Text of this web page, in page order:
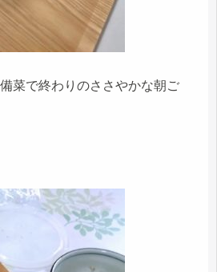
菜で終わりのささやかな朝ご